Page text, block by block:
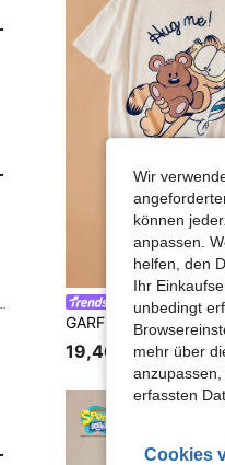
GARFIELD
19,46€
Wir
können
anpassen.
helfen, den
Ihr
unbedingt
mehr über
erfassten
Cookies